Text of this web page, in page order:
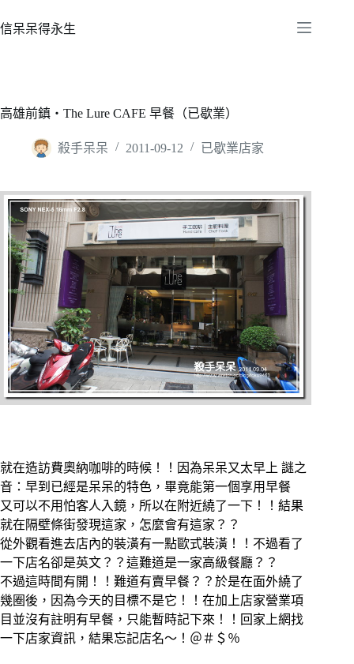
至
容
信呆呆得永生
高雄前鎮‧The Lure CAFE 早餐（已歇業）
殺手呆呆 2011-09-12 已歇業店家
就在造訪費奧納咖啡的時候！！因為呆呆又太早上 謎之
音：早到已經是呆呆的特色，畢竟能第一個享用早餐
又可以不用怕客人入鏡，所以在附近繞了一下！！結果
就在隔壁條街發現這家，怎麼會有這家？？
從外觀看進去店內的裝潢有一點歐式裝潢！！不過看了
一下店名卻是英文？？這難道是一家高級餐廳？？
不過這時間有開！！難道有賣早餐？？於是在面外繞了
幾圈後，因為今天的目標不是它！！在加上店家營業項
目並沒有註明有早餐，只能暫時記下來！！回家上網找
一下店家資訊，結果忘記店名～！＠＃＄％